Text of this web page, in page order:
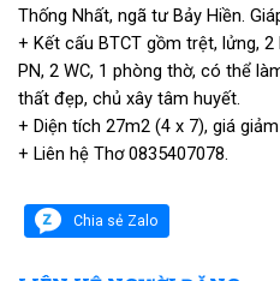
Thống Nhất, ngã tư Bảy Hiền.
+ Kết cấu BTCT gồm trệt, lửng,
PN, 2 WC, 1 phòng thờ, có thể
thất đẹp, chủ xây tâm huyết.
+ Diện tích 27m2 (4 x 7), giá
+ Liên hệ Thơ 0835407078.
Chia sẻ Zalo